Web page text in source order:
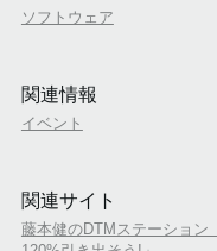
ソフトウェア
関連情報
イベント
関連サイト
藤本健のDTMステーション